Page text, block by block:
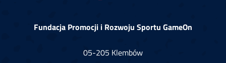
Fundacja Promocji i Rozwoju Sportu GameOn
05-205 Klembów